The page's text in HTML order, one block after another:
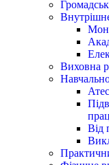
Виховна
Від